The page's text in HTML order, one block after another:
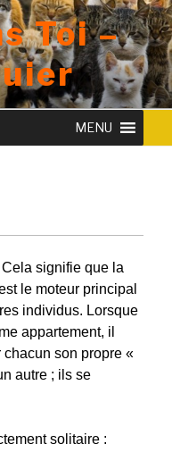
Toi –
signifie que la
le moteur principal
individus. Lorsque
appartement, il
chacun son propre «
autre ; ils se
solitaire :